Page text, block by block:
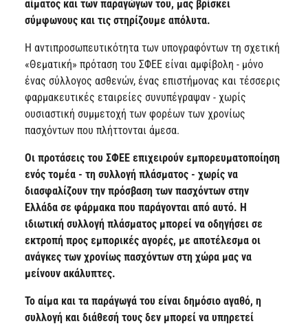
αίματος και των παραγώγων του, μας βρίσκει
σύμφωνους και τις στηρίζουμε απόλυτα.
Η αντιπροσωπευτικότητα των υπογραφόντων τη σχετική
«Θεματική» πρόταση του ΣΦΕΕ είναι αμφίβολη - μόνο
ένας σύλλογος ασθενών, ένας επιστήμονας και τέσσερις
φαρμακευτικές εταιρείες συνυπέγραψαν - χωρίς
ουσιαστική συμμετοχή των φορέων των χρονίως
πασχόντων που πλήττονται άμεσα.
Οι προτάσεις του ΣΦΕΕ επιχειρούν εμπορευματοποίηση
ενός τομέα - τη συλλογή πλάσματος - χωρίς να
διασφαλίζουν την πρόσβαση των πασχόντων στην
Ελλάδα σε φάρμακα που παράγονται από αυτό. Η
ιδιωτική συλλογή πλάσματος μπορεί να οδηγήσει σε
εκτροπή προς εμπορικές αγορές, με αποτέλεσμα οι
ανάγκες των χρονίως πασχόντων στη χώρα μας να
μείνουν ακάλυπτες.
Το αίμα και τα παράγωγά του είναι δημόσιο αγαθό, η
συλλογή και διάθεσή τους δεν μπορεί να υπηρετεί